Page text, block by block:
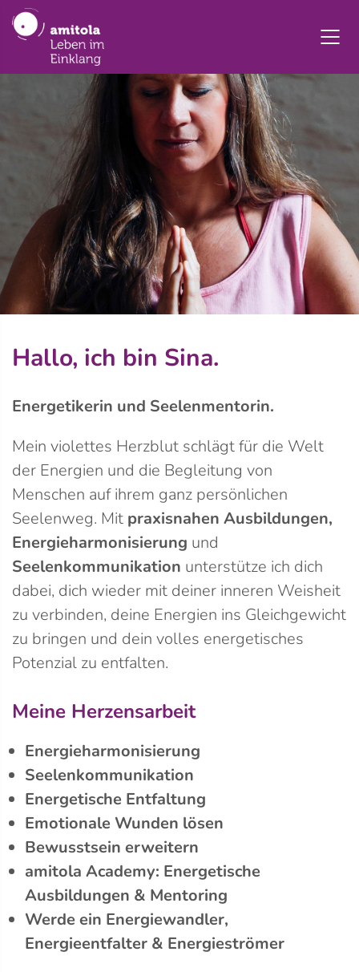
Hallo, ich bin Sina.
Energetikerin und Seelenmentorin.
Mein violettes Herzblut schlägt für die Welt
der Energien und die Begleitung von
Menschen auf ihrem ganz persönlichen
Seelenweg. Mit praxisnahen Ausbildungen,
Energieharmonisierung und
Seelenkommunikation unterstütze ich dich
dabei, dich wieder mit deiner inneren Weisheit
zu verbinden, deine Energien ins Gleichgewicht
zu bringen und dein volles energetisches
Potenzial zu entfalten.
Meine Herzensarbeit
Energieharmonisierung
Seelenkommunikation
Energetische Entfaltung
Emotionale Wunden lösen
Bewusstsein erweitern
amitola Academy: Energetische
Ausbildungen & Mentoring
Werde ein Energiewandler,
Energieentfalter & Energieströmer